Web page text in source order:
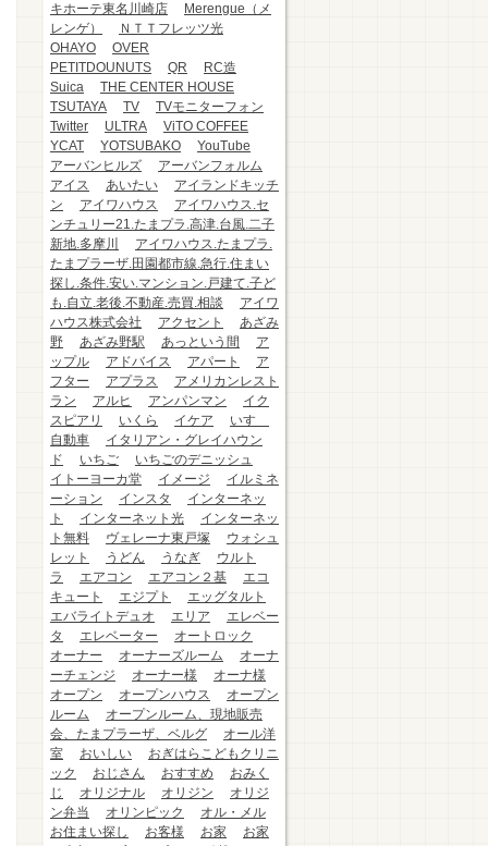
キホーテ東名川崎店
Merengue（メ
レンゲ）
ＮＴＴフレッツ光
OHAYO
OVER
PETITDOUNUTS
QR
RC造
Suica
THE CENTER HOUSE
TSUTAYA
TV
TVモニターフォン
Twitter
ULTRA
ViTO COFFEE
YCAT
YOTSUBAKO
YouTube
アーバンヒルズ
アーバンフォルム
アイス
あいたい
アイランドキッチ
ン
アイワハウス
アイワハウス.セ
ンチュリー21.たまプラ.高津.台風.二子
新地.多摩川
アイワハウス.たまプラ.
たまプラーザ.田園都市線.急行.住まい
探し.条件.安い.マンション.戸建て.子ど
も.自立.老後.不動産.売買.相談
アイワ
ハウス株式会社
アクセント
あざみ
野
あざみ野駅 あっという間
ア
ップル
アドバイス アパート
ア
フター
アプラス
アメリカンレスト
ラン
アルヒ アンパンマン
イク
スピアリ
いくら イケア
いすゞ
自動車
イタリアン・グレイハウン
ド
いちご
いちごのデニッシュ
イトーヨーカ堂
イメージ
イルミネ
ーション
インスタ
インターネッ
ト
インターネット光
インターネッ
ト無料
ヴェレーナ東戸塚
ウォシュ
レット
うどん うなぎ
ウルト
ラ
エアコン エアコン２基
エコ
キュート
エジプト
エッグタルト
エバライトデュオ
エリア
エレベー
タ
エレベーター
オートロック
オーナー
オーナーズルーム
オーナ
ーチェンジ
オーナー様
オーナ様
オープン
オープンハウス
オープン
ルーム
オープンルーム、現地販売
会、たまプラーザ、ベルグ
オール洋
室
おいしい
おぎはらこどもクリニ
ック
おじさん おすすめ
おみく
じ
オリジナル オリジン
オリジ
ン弁当
オリンピック
オル・メル
お住まい探し
お客様 お家
お家